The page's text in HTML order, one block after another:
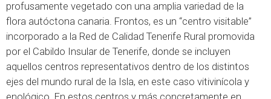
profusamente vegetado con una amplia variedad de la
flora autóctona canaria. Frontos, es un “centro visitable”
incorporado a la Red de Calidad Tenerife Rural promovida
por el Cabildo Insular de Tenerife, donde se incluyen
aquellos centros representativos dentro de los distintos
ejes del mundo rural de la Isla, en este caso vitivinícola y